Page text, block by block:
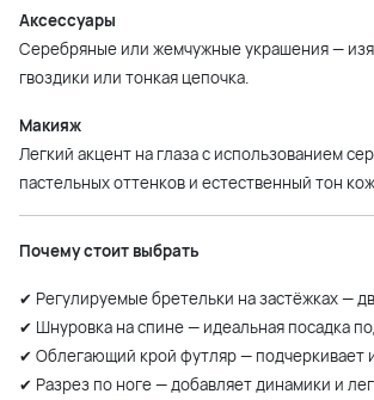
Аксессуары
Серебряные или жемчужные украшения —
гвоздики или тонкая цепочка.
Макияж
Легкий акцент на глаза с использованием
пастельных оттенков и естественный тон
Почему стоит выбрать
✔ Регулируемые бретельки на застёжках —
✔ Шнуровка на спине — идеальная посадка
✔ Облегающий крой футляр — подчеркивает
✔ Разрез по ноге — добавляет динамики и